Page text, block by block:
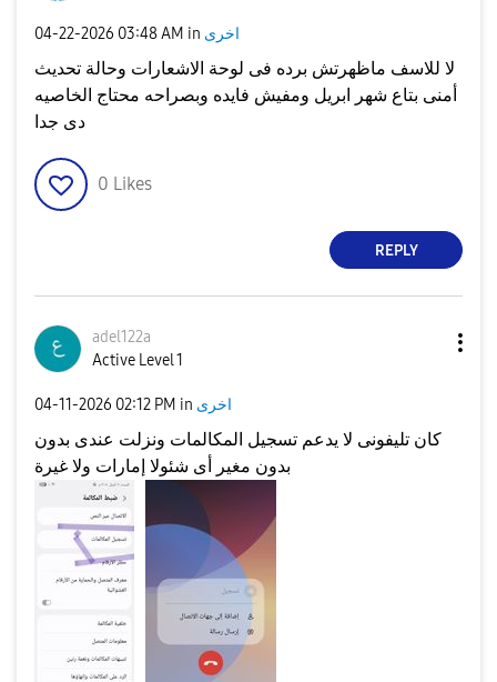
‎04-22-2026 03:48 AM in اخرى
لا للاسف ماظهرتش برده فى لوحة الاشعارات وحالة تحديث
أمنى بتاع شهر ابريل ومفيش فايده وبصراحه محتاج الخاصيه
دى جدا
0 Likes
REPLY
adel122a
Active Level 1
‎04-11-2026 02:12 PM in اخرى
كان تليفونى لا يدعم تسجيل المكالمات ونزلت عندى بدون
بدون مغير أى شئولا إمارات ولا غيرة